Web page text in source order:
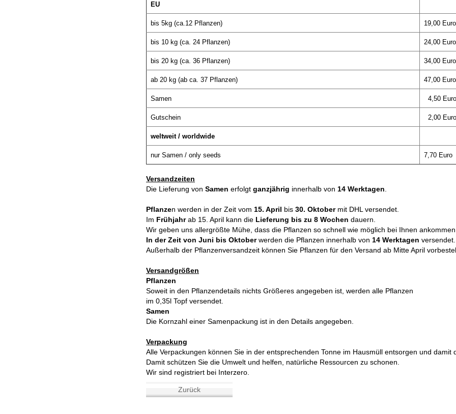
EU
bis 5kg (ca.12 Pflanzen) 19,00 Euro
bis 10 kg (ca. 24 Pflanzen) 24,00 Euro
bis 20 kg (ca. 36 Pflanzen) 34,00 Euro
ab 20 kg (ab ca. 37 Pflanzen) 47,00 Euro
Samen 4,50 Euro
Gutschein 2,00 Euro
weltweit / worldwide
nur Samen / only seeds 7,70 Euro
Versandzeiten
Die Lieferung von Samen erfolgt ganzjährig innerhalb von 14 Werktagen
Pflanzen werden in der Zeit vom 15. April bis 30. Oktobermit DHL versendet.
Im Frühjahrab 15. April kann die Lieferung bis zu 8 Wochen dauern.
Wir geben uns allergrößte Mühe, dass die Pflanzen so schnell wie möglich bei Ihnen
In der Zeit von Juni bis Oktoberwerden die Pflanzen innerhalb von 14 Werktagen versendet.
Außerhalb der Pflanzenversandzeit können Sie Pflanzen für den Versand ab Mitte April
Versandgrößen
Pflanzen
Soweit in den Pflanzendetails nichts Größeres angegeben ist, werden alle Pflanzen
im 0,35l Topf versendet.
Samen
Die Kornzahl einer Samenpackung ist in den Details angegeben.
Verpackung
Alle Verpackungen können Sie in der entsprechenden Tonne im Hausmüll entsorgen und damit
Damit schützen Sie die Umwelt und helfen, natürliche Ressourcen zu schonen.
Wir sind registriert bei Interzero.
Zurück